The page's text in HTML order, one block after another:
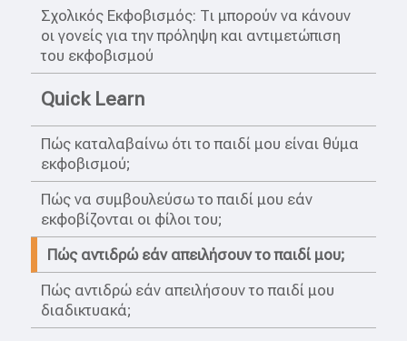
Σχολικός Εκφοβισμός: Τι μπορούν να κάνουν
οι γονείς για την πρόληψη και αντιμετώπιση
του εκφοβισμού
Quick Learn
Πώς καταλαβαίνω ότι το παιδί μου είναι θύμα
εκφοβισμού;
Πώς να συμβουλεύσω το παιδί μου εάν
εκφοβίζονται οι φίλοι του;
Πώς αντιδρώ εάν απειλήσουν το παιδί μου;
Πώς αντιδρώ εάν απειλήσουν το παιδί μου
διαδικτυακά;